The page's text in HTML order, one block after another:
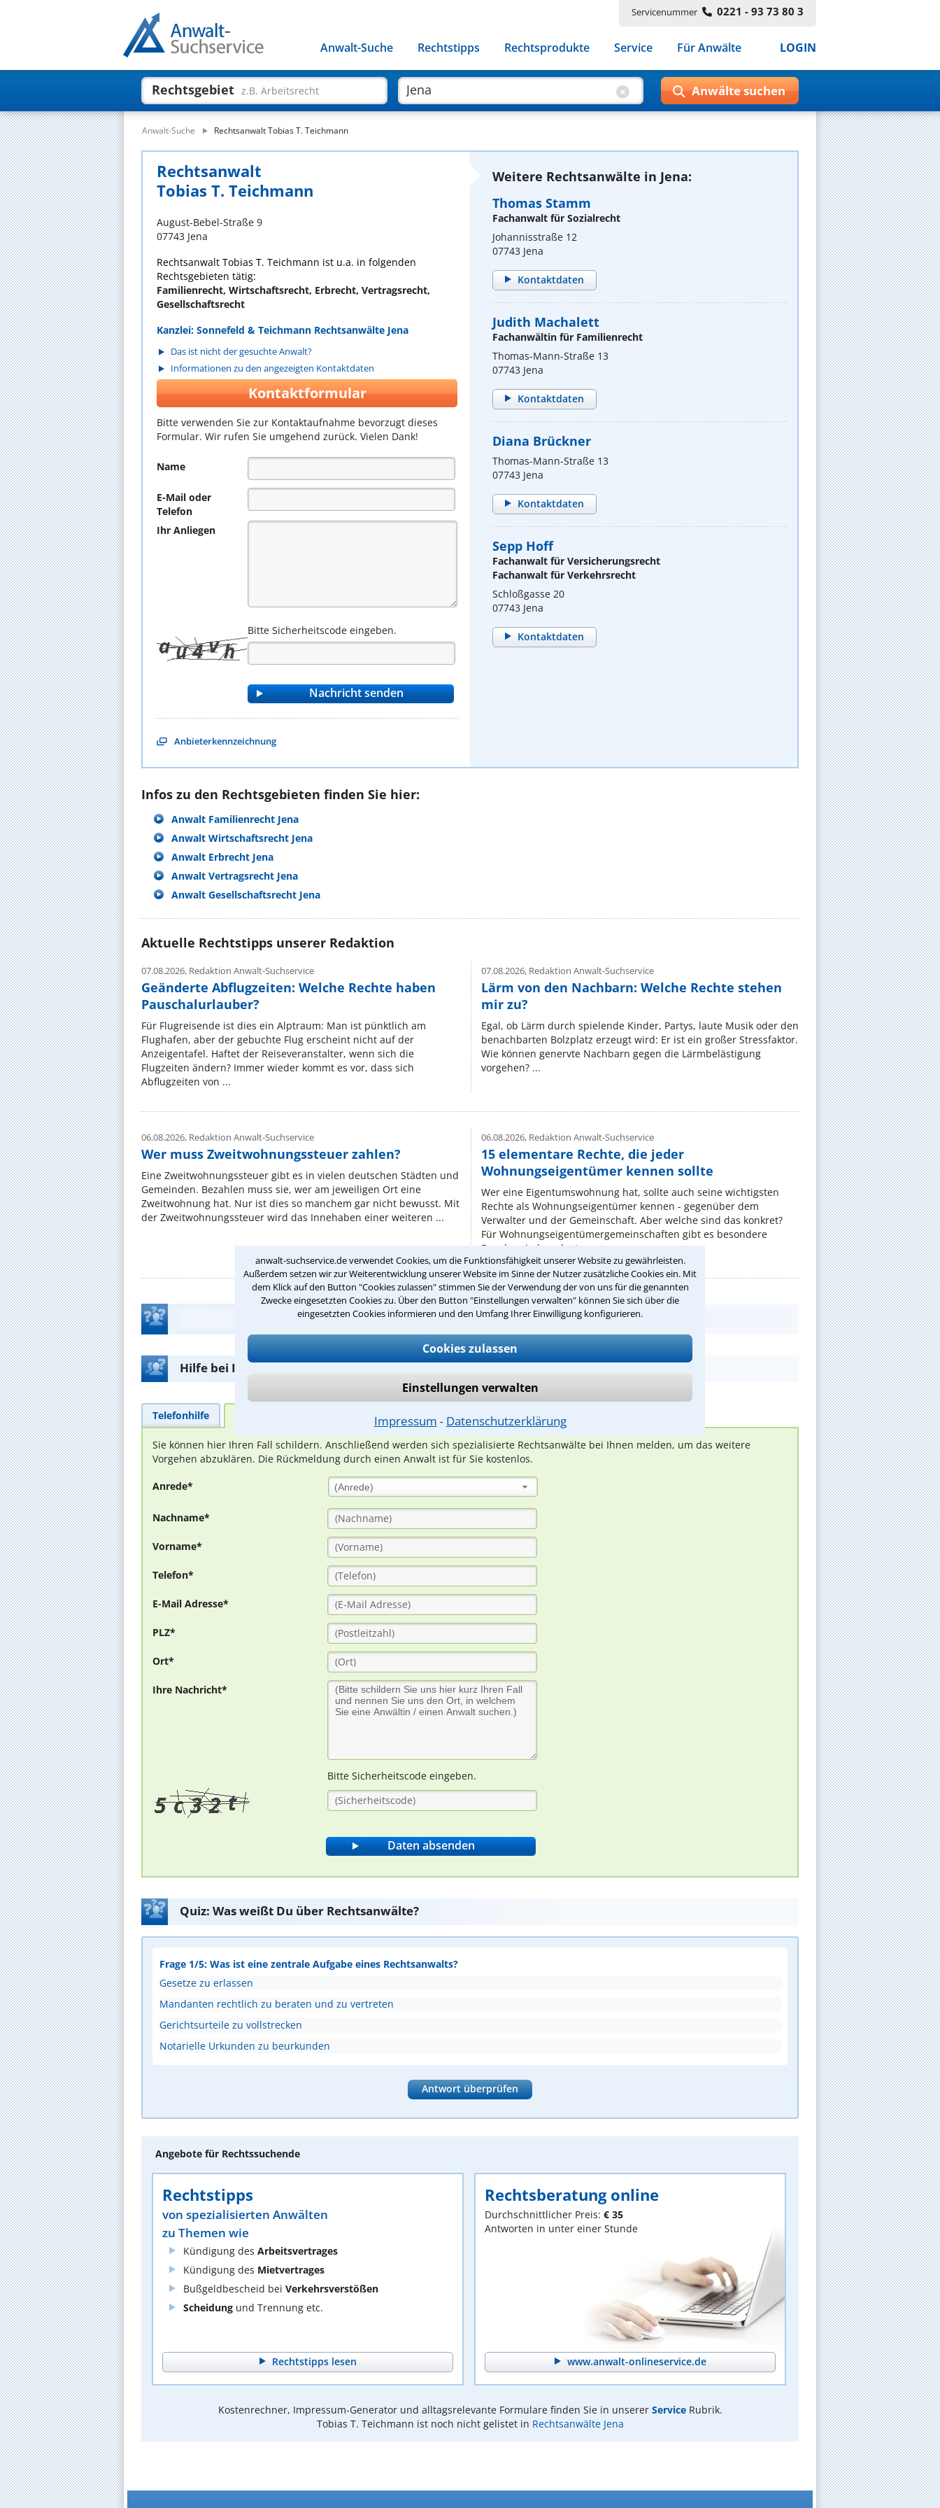
anwalt-suchservice.de verwendet Cookies, um die Funktionsfähigkeit unserer Website zu gewährleisten.
Außerdem setzen wir zur Weiterentwicklung unserer Website im Sinne der Nutzer zusätzliche Cookies ein. Mit
dem Klick auf den Button "Cookies zulassen" stimmen Sie der Verwendung der von uns für die genannten
Zwecke eingesetzten Cookies zu. Über den Button "Einstellungen verwalten" können Sie sich über die
eingesetzten Cookies informieren und den Umfang Ihrer Einwilligung konfigurieren.
Cookies zulassen
Einstellungen verwalten
Impressum ⁃ Datenschutzerklärung
Servicenummer 0221 - 93 73 80 3
Anwalt-Suche Rechtstipps Rechtsprodukte Service Für Anwälte LOGIN
Rechtsgebiet z.B. Arbeitsrecht
Anwalt-Suche Rechtsanwalt Tobias T. Teichmann
Rechtsanwalt
Tobias T. Teichmann
August-Bebel-Straße 9
07743 Jena
Rechtsanwalt Tobias T. Teichmann ist u.a. in folgenden
Rechtsgebieten tätig:
Familienrecht, Wirtschaftsrecht, Erbrecht, Vertragsrecht,
Gesellschaftsrecht
Kanzlei: Sonnefeld & Teichmann Rechtsanwälte Jena
Das ist nicht der gesuchte Anwalt?
Informationen zu den angezeigten Kontaktdaten
Kontaktformular
Bitte verwenden Sie zur Kontaktaufnahme bevorzugt dieses
Formular. Wir rufen Sie umgehend zurück. Vielen Dank!
Name
E-Mail oder
Telefon
Ihr Anliegen
Bitte Sicherheitscode eingeben.
Anbieterkennzeichnung
Weitere Rechtsanwälte in Jena:
Thomas Stamm
Fachanwalt für Sozialrecht
Johannisstraße 12
07743 Jena
Kontaktdaten
Judith Machalett
Fachanwältin für Familienrecht
Thomas-Mann-Straße 13
07743 Jena
Kontaktdaten
Diana Brückner
Thomas-Mann-Straße 13
07743 Jena
Kontaktdaten
Sepp Hoff
Fachanwalt für Versicherungsrecht
Fachanwalt für Verkehrsrecht
Schloßgasse 20
07743 Jena
Kontaktdaten
Infos zu den Rechtsgebieten finden Sie hier:
Anwalt Familienrecht Jena
Anwalt Wirtschaftsrecht Jena
Anwalt Erbrecht Jena
Anwalt Vertragsrecht Jena
Anwalt Gesellschaftsrecht Jena
Aktuelle Rechtstipps unserer Redaktion
07.08.2026, Redaktion Anwalt-Suchservice
Geänderte Abflugzeiten: Welche Rechte haben
Pauschalurlauber?
Für Flugreisende ist dies ein Alptraum: Man ist pünktlich am
Flughafen, aber der gebuchte Flug erscheint nicht auf der
Anzeigentafel. Haftet der Reiseveranstalter, wenn sich die
Flugzeiten ändern? Immer wieder kommt es vor, dass sich
Abflugzeiten von ...
07.08.2026,Redaktion Anwalt-Suchservice
Lärm von den Nachbarn: Welche Rechte stehen
mir zu?
Egal, ob Lärm durch spielende Kinder, Partys, laute Musik oder den
benachbarten Bolzplatz erzeugt wird: Er ist ein großer Stressfaktor.
Wie können genervte Nachbarn gegen die Lärmbelästigung
vorgehen? ...
06.08.2026, Redaktion Anwalt-Suchservice
Wer muss Zweitwohnungssteuer zahlen?
Eine Zweitwohnungssteuer gibt es in vielen deutschen Städten und
Gemeinden. Bezahlen muss sie, wer am jeweiligen Ort eine
Zweitwohnung hat. Nur ist dies so manchem gar nicht bewusst. Mit
der Zweitwohnungssteuer wird das Innehaben einer weiteren ...
06.08.2026,Redaktion Anwalt-Suchservice
15 elementare Rechte, die jeder
Wohnungseigentümer kennen sollte
Wer eine Eigentumswohnung hat, sollte auch seine wichtigsten
Rechte als Wohnungseigentümer kennen - gegenüber dem
Verwalter und der Gemeinschaft. Aber welche sind das konkret?
Für Wohnungseigentümergemeinschaften gibt es besondere
Regeln, niedergelegt ...
Teste Dein Rechtswissen
Hilfe bei Ihrer Anwaltsuche?
Telefonhilfe
Sie können hier Ihren Fall schildern. Anschließend werden sich spezialisierte Rechtsanwälte bei Ihnen melden, um das weitere
Vorgehen abzuklären. Die Rückmeldung durch einen Anwalt ist für Sie kostenlos.
Anrede* (Anrede)
Nachname*
Vorname*
Telefon*
E-Mail Adresse*
PLZ*
Ort*
Ihre Nachricht*
Bitte Sicherheitscode eingeben.
Quiz: Was weißt Du über Rechtsanwälte?
Frage 1/5: Was ist eine zentrale Aufgabe eines Rechtsanwalts?
Gesetze zu erlassen
Mandanten rechtlich zu beraten und zu vertreten
Gerichtsurteile zu vollstrecken
Notarielle Urkunden zu beurkunden
Antwort überprüfen
Angebote für Rechtssuchende
Rechtstipps
von spezialisierten Anwälten
zu Themen wie
Kündigung des Arbeitsvertrages
Kündigung des Mietvertrages
Bußgeldbescheid bei Verkehrsverstößen
Scheidung und Trennung etc.
Rechtstipps lesen
Rechtsberatung online
Durchschnittlicher Preis: € 35
Antworten in unter einer Stunde
www.anwalt-onlineservice.de
Kostenrechner, Impressum-Generator und alltagsrelevante Formulare finden Sie in unserer ServiceRubrik.
Tobias T. Teichmann ist noch nicht gelistet in Rechtsanwälte Jena